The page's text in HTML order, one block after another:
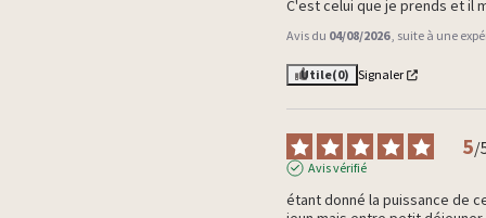
C'est celui que je prends et il
Avis du 04/08/2026, suite à une
Utile(0) Signaler
5/
Avis vérifié
étant donné la puissance de